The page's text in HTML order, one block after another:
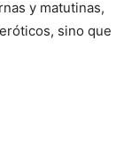
y matutinas,
sino que